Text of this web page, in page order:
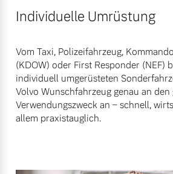
Mehr erfahren
Jetzt
Versicherung
Individuelle Umrüstung
Vom Taxi, Polizeifahrzeug,
(KDOW) oder First Responder (NEF)
individuell umgerüsteten
Volvo Wunschfahrzeug genau an den
Verwendungszweck an – schnell,
allem praxistauglich.